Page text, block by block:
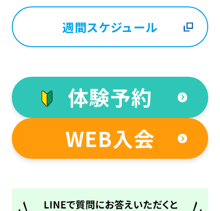
週間スケジュール
体験予約
WEB入会
For
foreigners
Central
official
website
automatically
translated